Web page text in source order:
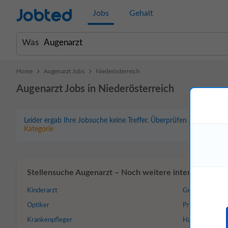
Jobted Jobs Gehalt
Was
Home > Augenarzt Jobs > Niederösterreich
Augenarzt Jobs in Niederösterreich
Leider ergab Ihre Jobsuche keine Treffer. Überprüfen Sie bitte
Kategorie
Stellensuche Augenarzt – Noch weitere interessante
Kinderarzt
Optiker
Krankenpfleger
Privatklinik
Hausarzt